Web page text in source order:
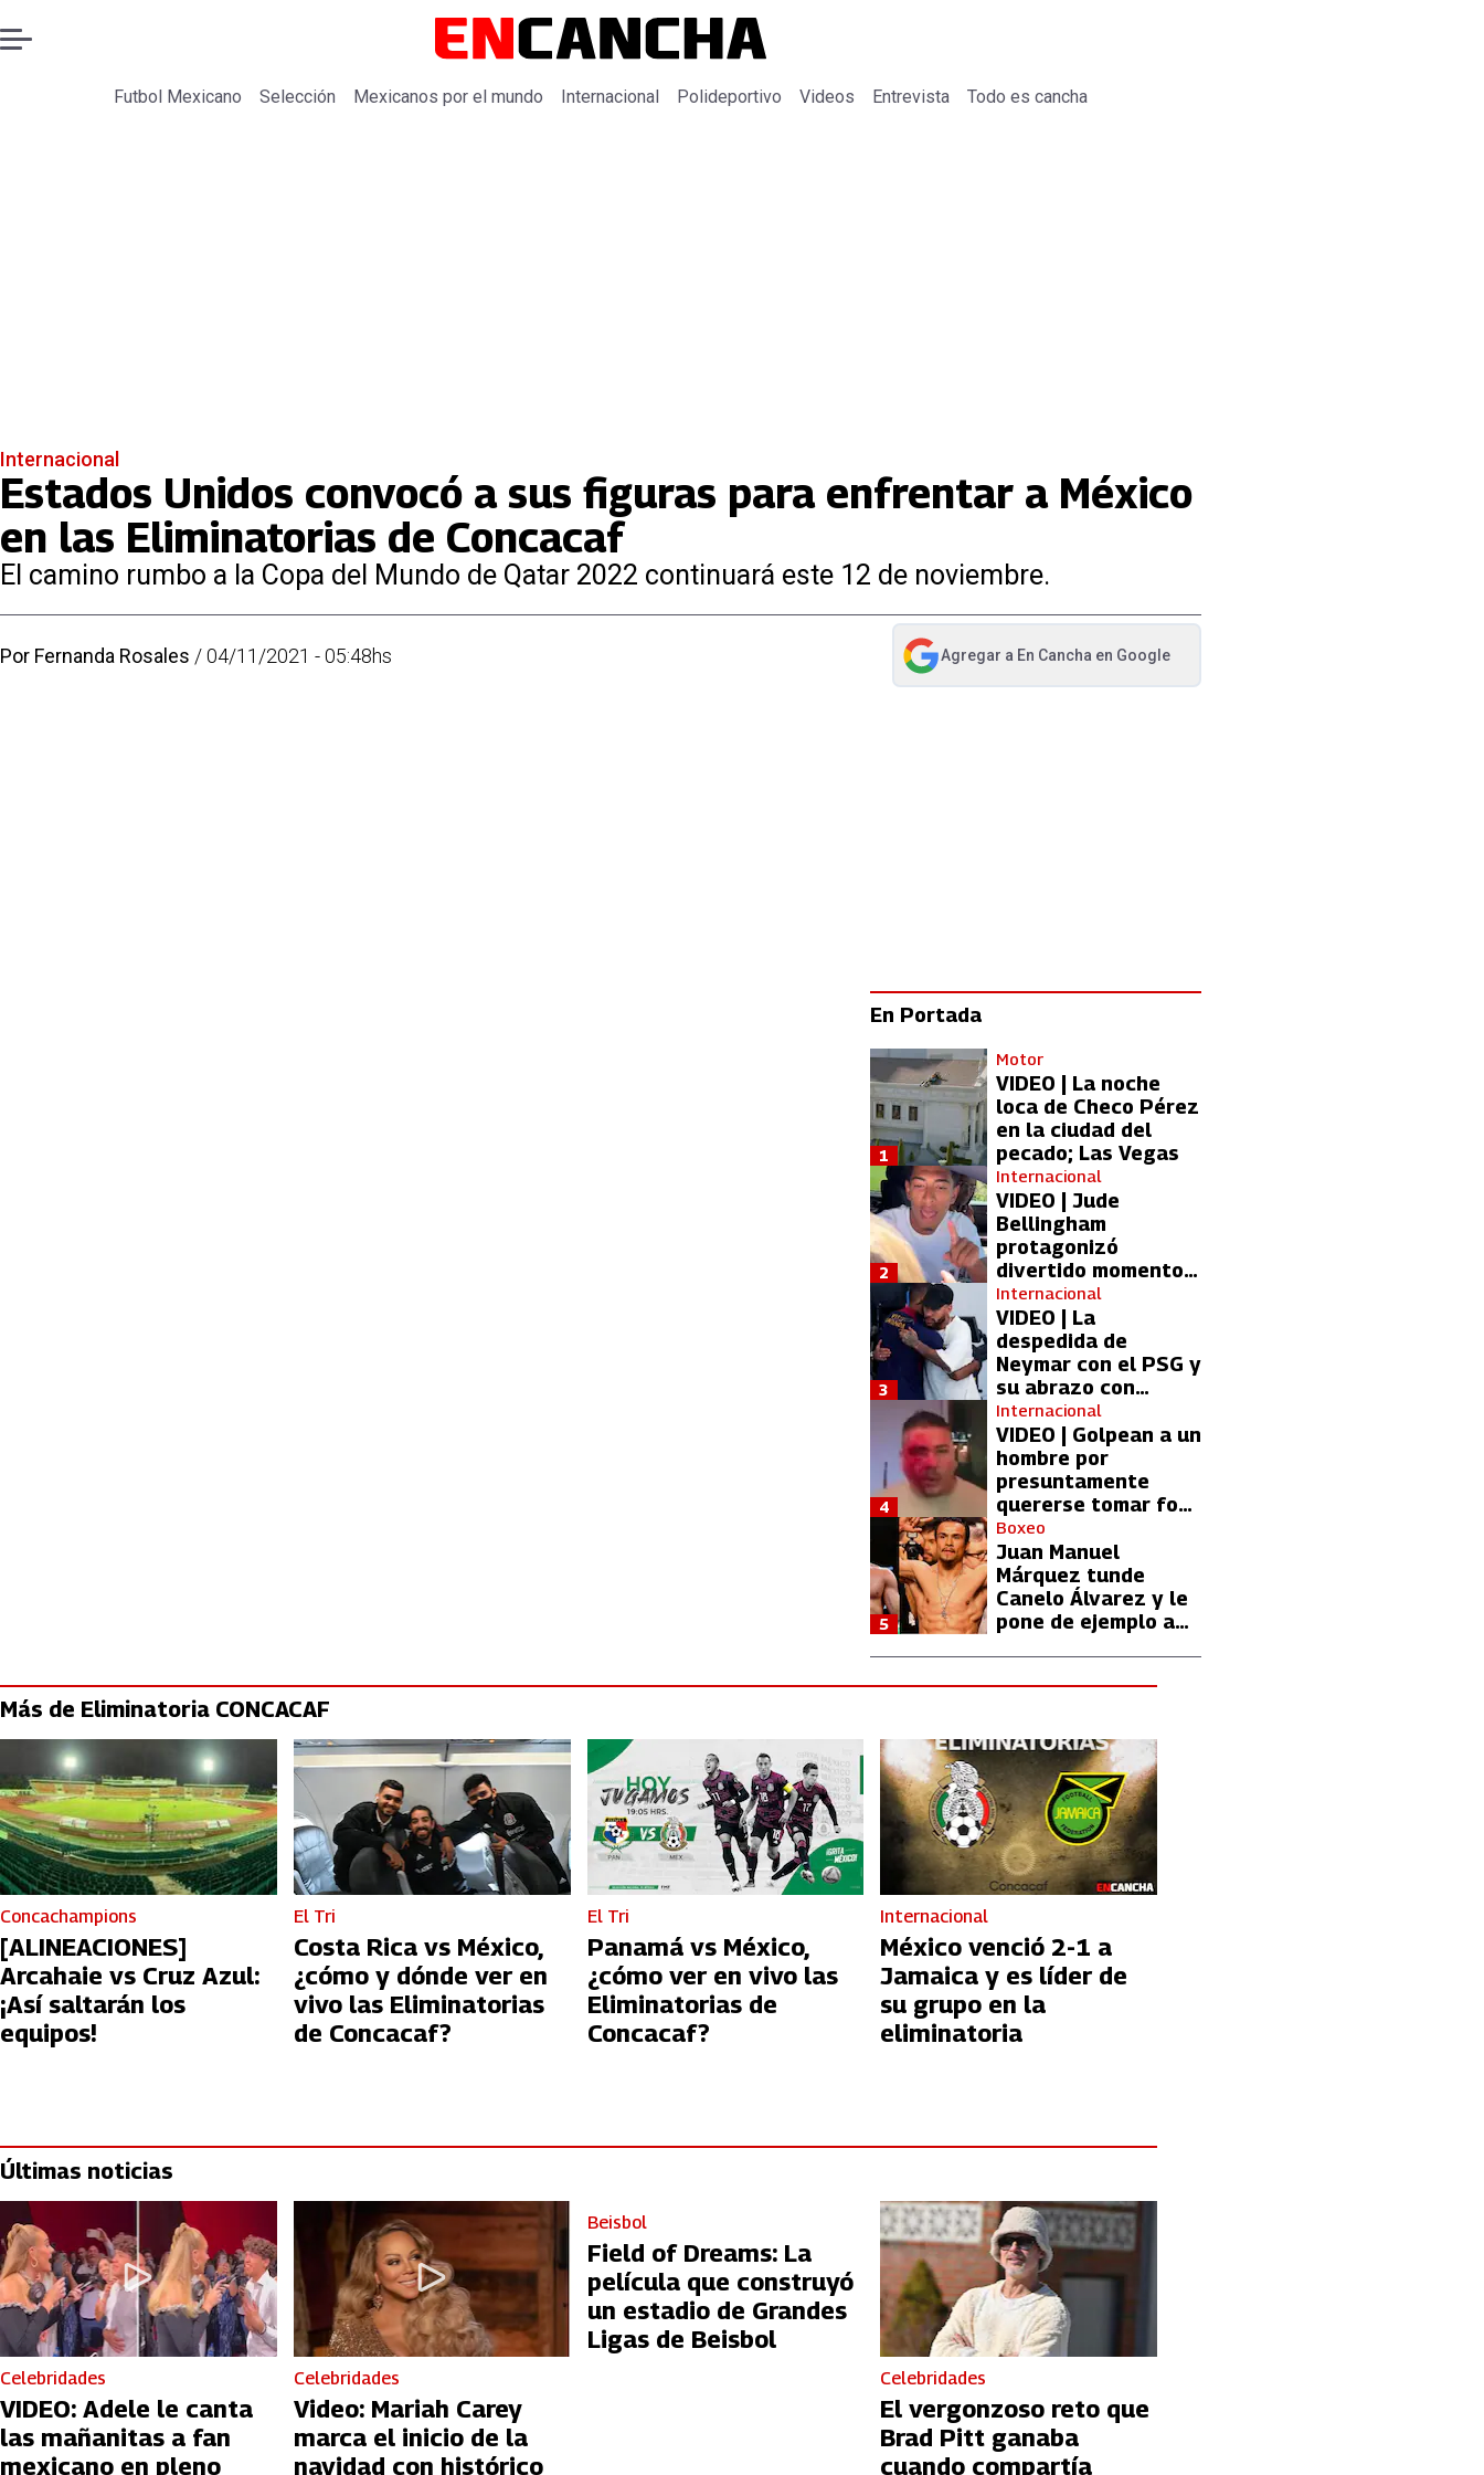
Futbol Mexicano Selección Mexicanos por el mundo Internacional Polideportivo Videos Entrevista Todo es cancha
Internacional
Estados Unidos convocó a sus figuras para enfrentar a México
en las Eliminatorias de Concacaf
El camino rumbo a la Copa del Mundo de Qatar 2022 continuará este 12 de noviembre.
Por Fernanda Rosales /04/11/2021 - 05:48hs Agregar a En Cancha en Google
abre en nueva pestaña
En Portada
Motor
VIDEO | La noche
loca de Checo Pérez
en la ciudad del
pecado; Las Vegas
1
Internacional
VIDEO | Jude
Bellingham
protagonizó
divertido momento
con aficionada del
Real Madrid
2
Internacional
VIDEO | La
despedida de
Neymar con el PSG y
su abrazo con
Kylian Mbappé
3
Internacional
VIDEO | Golpean a un
hombre por
presuntamente
quererse tomar foto
con Lionel Messi
4
Boxeo
Juan Manuel
Márquez tunde
Canelo Álvarez y le
pone de ejemplo a
5
Más de Eliminatoria CONCACAF
Concachampions
[ALINEACIONES]
Arcahaie vs Cruz Azul:
¡Así saltarán los
equipos!
El Tri
Costa Rica vs México,
¿cómo y dónde ver en
vivo las Eliminatorias
de Concacaf?
El Tri
Panamá vs México,
¿cómo ver en vivo las
Eliminatorias de
Concacaf?
Internacional
México venció 2-1 a
Jamaica y es líder de
su grupo en la
eliminatoria
Últimas noticias
Celebridades
VIDEO: Adele le canta
las mañanitas a fan
mexicano en pleno
Celebridades
Video: Mariah Carey
marca el inicio de la
navidad con histórico
Beisbol
Field of Dreams: La
película que construyó
un estadio de Grandes
Ligas de Beisbol
Celebridades
El vergonzoso reto que
Brad Pitt ganaba
cuando compartía